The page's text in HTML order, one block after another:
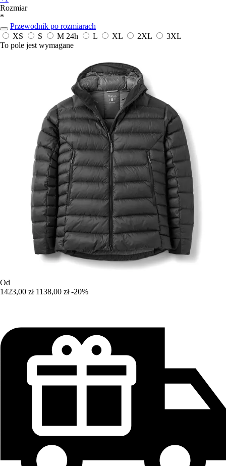
Rozmiar
*
Przewodnik po rozmiarach
XS
S M 24h L XL 2XL
3XL
To pole jest wymagane
Od
1423,00 zł 1138,00 zł -20%